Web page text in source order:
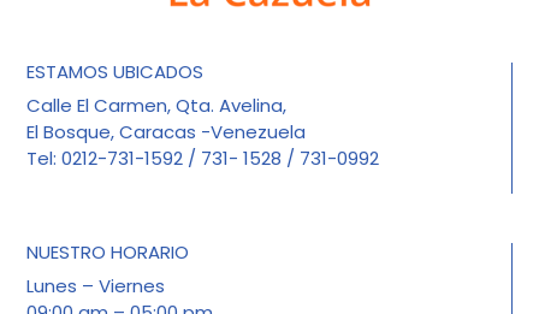
ESTAMOS UBICADOS
Calle El Carmen, Qta. Avelina,
El Bosque, Caracas -Venezuela
Tel: 0212-731-1592 / 731- 1528 / 731-0992
NUESTRO HORARIO
Lunes – Viernes